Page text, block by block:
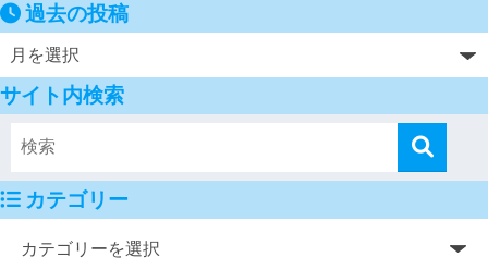
過去の投稿
サイト内検索
カテゴリー